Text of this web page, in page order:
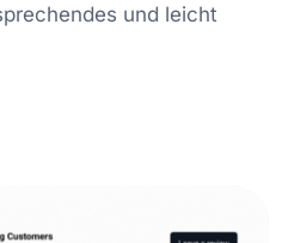
und leicht